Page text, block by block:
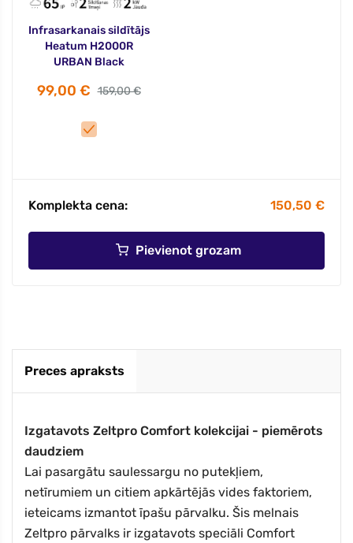
Infrasarkanais sildītājs
Heatum H2000R
URBAN Black
99,00 € 159,00 €
Komplekta cena: 150,50 €
Pievienot grozam
Preces apraksts
Izgatavots Zeltpro Comfort kolekcijai - piemērots
daudziem
Lai pasargātu saulessargu no putekļiem,
netīrumiem un citiem apkārtējās vides faktoriem,
ieteicams izmantot īpašu pārvalku. Šis melnais
Zeltpro pārvalks ir izgatavots speciāli Comfort